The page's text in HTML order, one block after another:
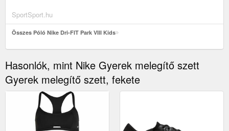
SportSport.hu
Összes Póló Nike Dri-FIT Park VIII Kids
Hasonlók, mint Nike Gyerek melegítő szett
Gyerek melegítő szett, fekete